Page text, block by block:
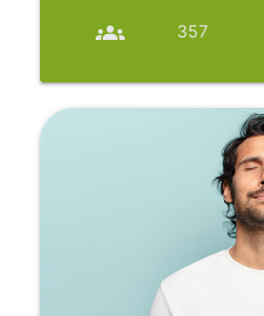
groups 357